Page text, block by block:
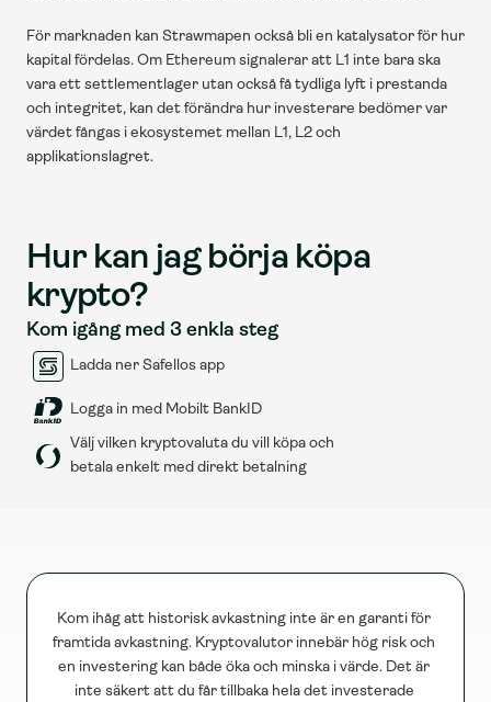
För marknaden kan Strawmapen också bli en katalysator för hur
kapital fördelas. Om Ethereum signalerar att L1 inte bara ska
vara ett settlementlager utan också få tydliga lyft i prestanda
och integritet, kan det förändra hur investerare bedömer var
värdet fångas i ekosystemet mellan L1, L2 och
applikationslagret.
Hur kan jag börja köpa
krypto?
Kom igång med 3 enkla steg
Ladda ner Safellos app
Logga in med Mobilt BankID
Välj vilken kryptovaluta du vill köpa och
betala enkelt med direkt betalning
Kom ihåg att historisk avkastning inte är en garanti för
framtida avkastning. Kryptovalutor innebär hög risk och
en investering kan både öka och minska i värde. Det är
inte säkert att du får tillbaka hela det investerade